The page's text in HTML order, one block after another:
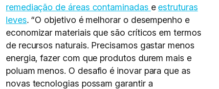
remediação de áreas contaminadas e estruturas
leves. “O objetivo é melhorar o desempenho e
economizar materiais que são críticos em termos
de recursos naturais. Precisamos gastar menos
energia, fazer com que produtos durem mais e
poluam menos. O desafio é inovar para que as
novas tecnologias possam garantir a